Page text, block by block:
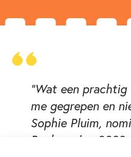
“Wat een
me gegrepen en
Sophie Pluim,
Boekomslag 2022,